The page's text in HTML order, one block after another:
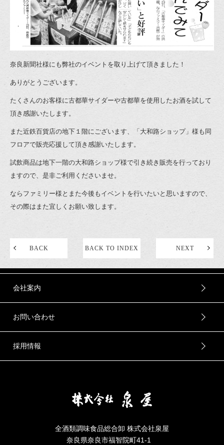
奈良新聞社様にも弊社のイベントを取り上げて頂きました！
ありがとうございます。
たくさんのお客様に古都華サイダーや古都華を使用したお酒を試して
頂き感謝いたします。
また近鉄百貨店の地下１階にございます、「大和路ショップ」様も同
フロアで販売応援して頂き感謝いたします。
試飲商品は地下一階の大和路ショップ様で引き続き販売を行っており
ますので、是非ご利用くださいませ。
ならファミリー様とまた今後もイベントを行いたいと思いますので、
その際はまた宜しくお願い致します。
BACK BACK TO INDEX NEXT
会社案内
お問い合わせ
採用情報
全酒類調味食品総合卸 株式会社泉屋
奈良県奈良市福智院町41-1